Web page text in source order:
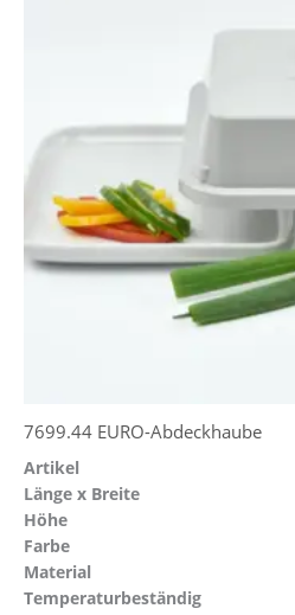
7699.44 EURO-Abdeckhaube
Artikel
Länge x Breite
Höhe
Farbe
Material
Temperaturbeständig